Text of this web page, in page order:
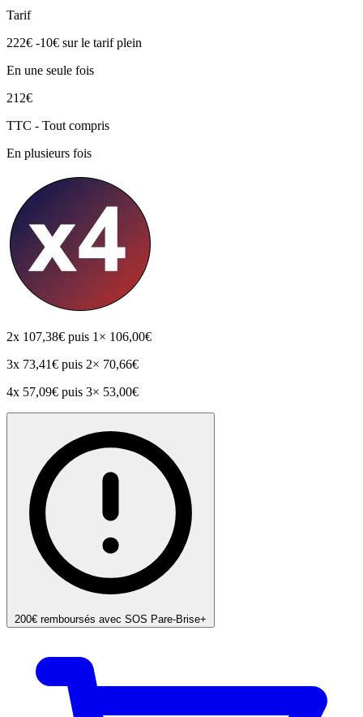
Tarif
222€ -10€ sur le tarif plein
En une seule fois
212€
TTC - Tout compris
En plusieurs fois
2x 107,38€ puis 1× 106,00€
3x 73,41€ puis 2× 70,66€
4x 57,09€ puis 3× 53,00€
200€ remboursés avec SOS Pare-Brise+